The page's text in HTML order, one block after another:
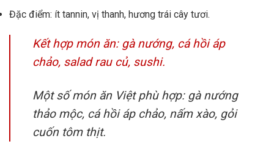
Đặc điểm: ít tannin, vị thanh, hương trái cây tươi.
Kết hợp món ăn: gà nướng, cá hồi áp
chảo, salad rau củ, sushi.
Một số món ăn Việt phù hợp: gà nướng
thảo mộc, cá hồi áp chảo, nấm xào, gỏi
cuốn tôm thịt.